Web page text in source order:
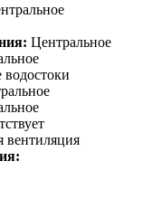
Центральное
вентиляция